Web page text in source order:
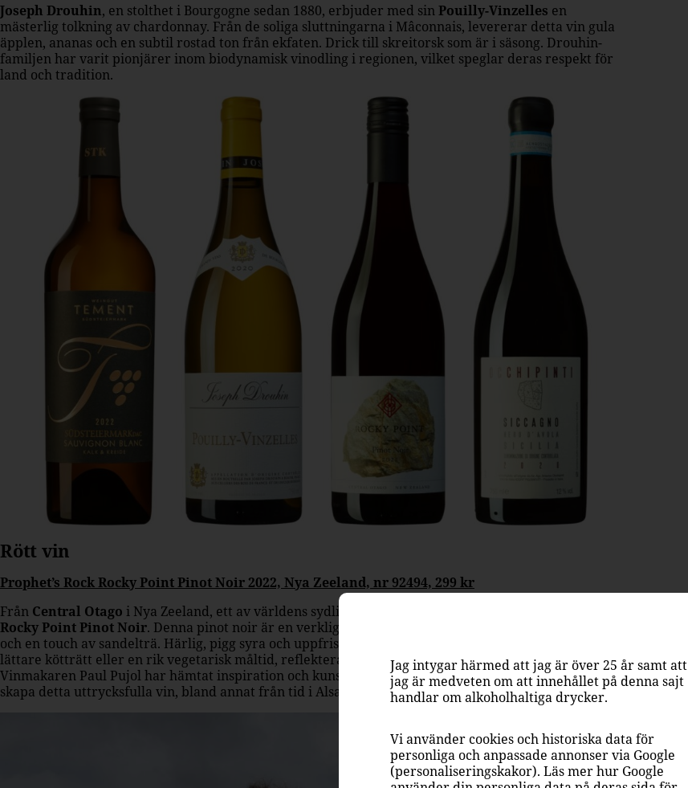
Joseph Drouhin, en stolthet i Bourgogne sedan 1880, erbjuder med sinPouilly-Vinzelles en
mästerlig tolkning av chardonnay. Från de soliga sluttningarna i Mâconnais, levererar detta vin gula
äpplen, ananas och en subtil rostad ton från ekfaten. Drick till skreitorsk som är i säsong. Drouhin-
familjen har varit pionjärer inom biodynamisk vinodling i regionen, vilket speglar deras respekt för
land och tradition.
Rött vin
Prophet’s Rock Rocky Point Pinot Noir 2022, Nya Zeeland, nr 92494, 299 kr
Från Central Otago i Nya Zeeland, ett av världens sydligaste vinområden, kommer
Rocky Point Pinot Noir. Denna pinot noir är en verklig fröjd med sina lager av skogshallon, peppar
och en touch av sandelträ. Härlig, pigg syra och uppfriskande röda bär. Vinet, som är perfekt till en
lättare kötträtt eller en rik vegetarisk måltid, reflekterar den unika terroiren i Bendigo och Pisa.
Vinmakaren Paul Pujol har hämtat inspiration och kunskap från vinregioner över hela världen för att
skapa detta uttrycksfulla vin, bland annat från tid i Alsace och Bourgogne.
Jag intygar härmed att jag är över 25 år samt att
jag är medveten om att innehållet på denna sajt
handlar om alkoholhaltiga drycker.
Vi använder cookies och historiska data för
personliga och anpassade annonser via Google
(personaliseringskakor). Läs mer hur Google